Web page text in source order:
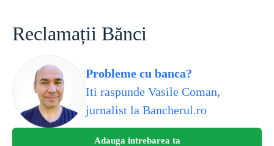
contentReclamații Bănci
Probleme cu banca?
Iti raspunde Vasile Coman,
jurnalist la Bancherul.ro
Adauga intrebarea ta